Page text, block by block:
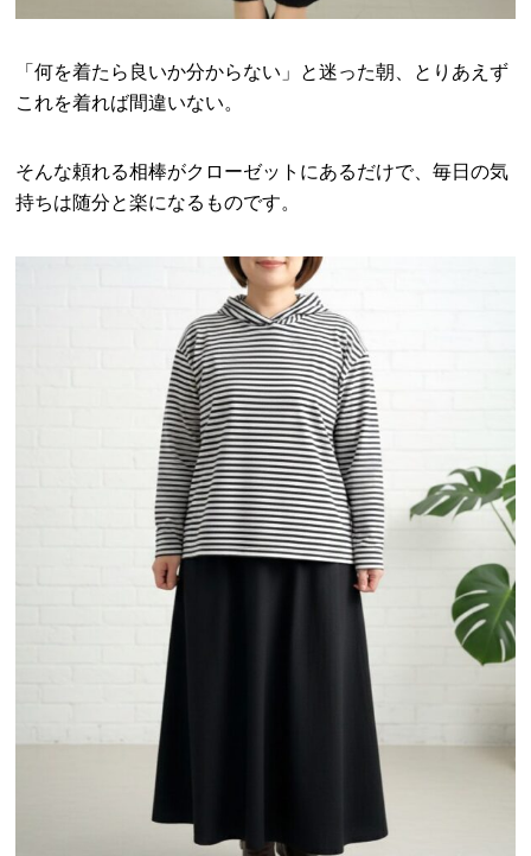
「何を着たら良いか分からない」と迷った朝、とりあえず
これを着れば間違いない。
そんな頼れる相棒がクローゼットにあるだけで、毎日の気
持ちは随分と楽になるものです。